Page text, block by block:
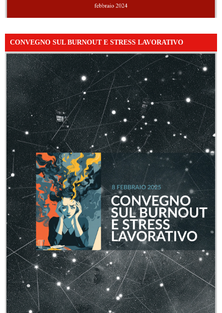
CONVEGNO SUL BURNOUT E STRESS LAVORATIVO